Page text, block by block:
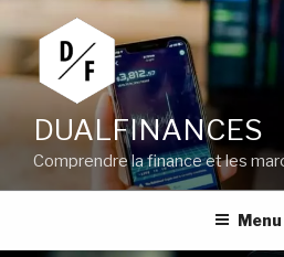
au
contenu
principal
DUALFINANCES
Comprendre la finance et les
Menu